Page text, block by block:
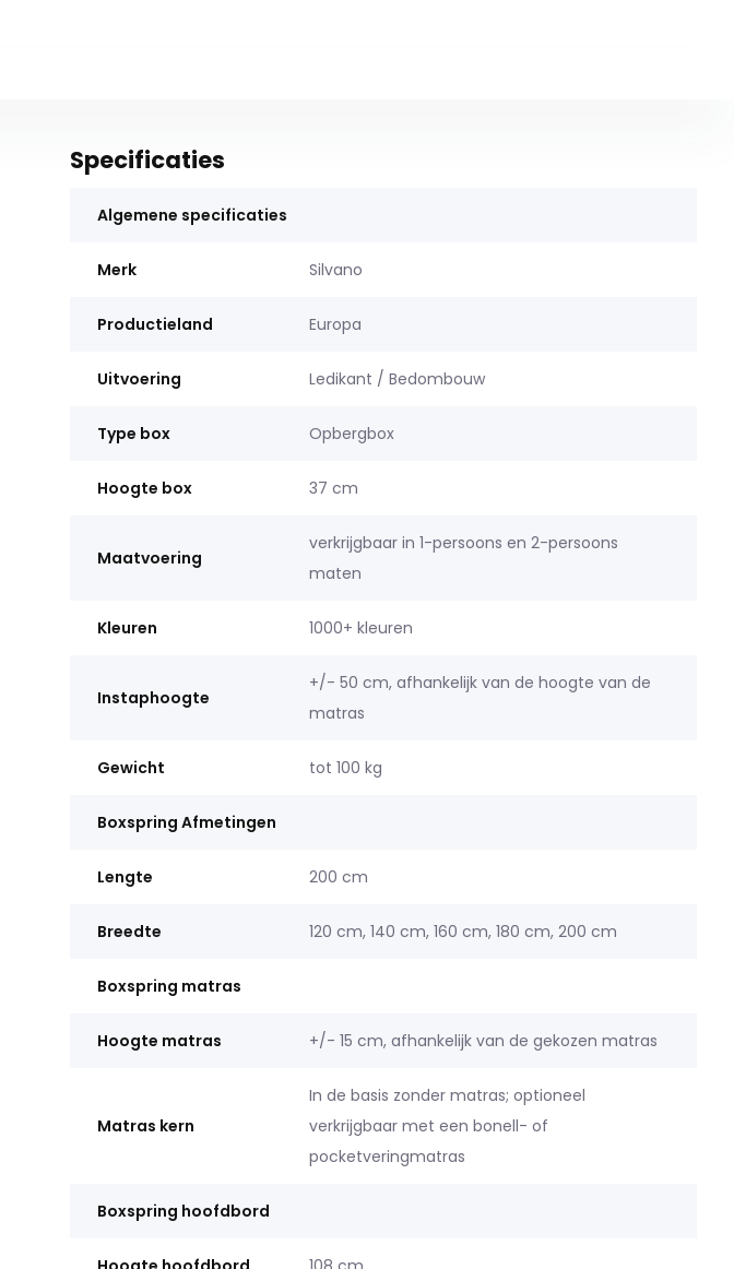
Specificaties
Algemene specificaties
Merk Silvano
Productieland Europa
Uitvoering Ledikant / Bedombouw
Type box Opbergbox
Hoogte box 37 cm
Maatvoering
verkrijgbaar in 1-persoons en 2-persoons
maten
Kleuren 1000+ kleuren
Instaphoogte
+/- 50 cm, afhankelijk van de hoogte van de
matras
Gewicht tot 100 kg
Boxspring Afmetingen
Lengte 200 cm
Breedte 120 cm, 140 cm, 160 cm, 180 cm, 200 cm
Boxspring matras
Hoogte matras +/- 15 cm, afhankelijk van de gekozen matras
Matras kern
In de basis zonder matras; optioneel
verkrijgbaar met een bonell- of
pocketveringmatras
Boxspring hoofdbord